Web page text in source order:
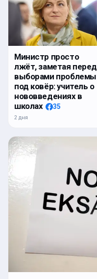
Министр просто
лжёт, заметая перед
выборами проблемы
под ковёр: учитель о
нововведениях в
школах
35
2 дня